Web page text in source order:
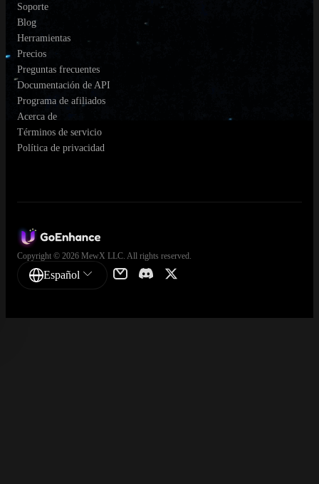
Soporte
Blog
Herramientas
Precios
Preguntas frecuentes
Documentación de API
Programa de afiliados
Acerca de
Términos de servicio
Política de privacidad
Copyright © 2026 MewX LLC. All rights reserved.
Español